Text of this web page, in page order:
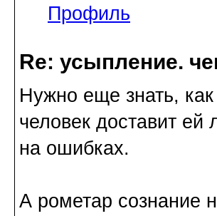
Профиль
Re: усыпление.
Нужно еще знать,
человек доставит
на ошибках.
А рометар сознание